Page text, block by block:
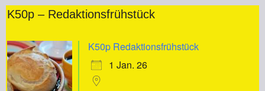
K50p – Redaktionsfrühstück
K50p Redaktionsfrühstück
1 Jan. 26